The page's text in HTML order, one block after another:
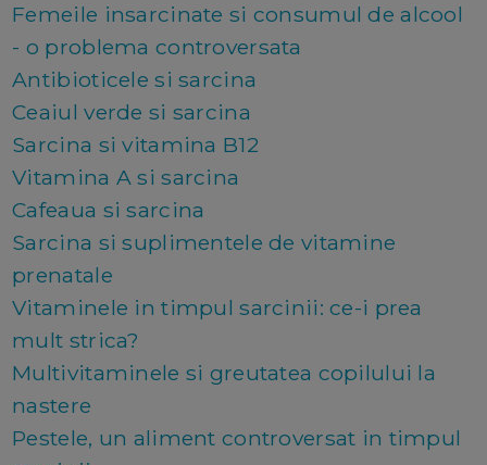
Femeile insarcinate si consumul de alcool
- o problema controversata
Antibioticele si sarcina
Ceaiul verde si sarcina
Sarcina si vitamina B12
Vitamina A si sarcina
Cafeaua si sarcina
Sarcina si suplimentele de vitamine
prenatale
Vitaminele in timpul sarcinii: ce-i prea
mult strica?
Multivitaminele si greutatea copilului la
nastere
Pestele, un aliment controversat in timpul